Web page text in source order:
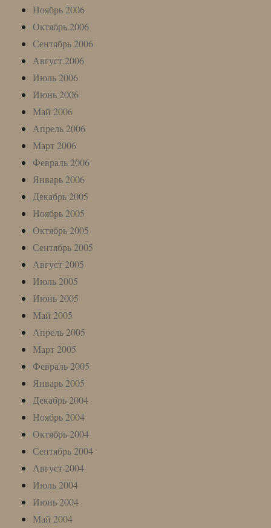
Ноябрь 2006
Октябрь 2006
Сентябрь 2006
Август 2006
Июль 2006
Июнь 2006
Май 2006
Апрель 2006
Март 2006
Февраль 2006
Январь 2006
Декабрь 2005
Ноябрь 2005
Октябрь 2005
Сентябрь 2005
Август 2005
Июль 2005
Июнь 2005
Май 2005
Апрель 2005
Март 2005
Февраль 2005
Январь 2005
Декабрь 2004
Ноябрь 2004
Октябрь 2004
Сентябрь 2004
Август 2004
Июль 2004
Июнь 2004
Май 2004